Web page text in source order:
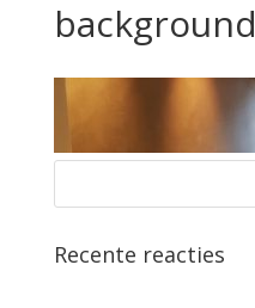
background
Recente reacties